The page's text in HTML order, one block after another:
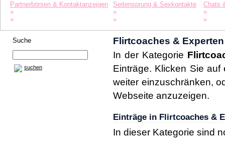
Partnerbörsen & Kontaktanzeigen Seitensprung & Sexkontakte
Chats
»
» »
» » »
Suche
suchen
Flirtcoaches & Experten
In der Kategorie
Einträge. Klicken Sie
weiter einzuschränken,
Webseite anzuzeigen.
Einträge in Flirtcoaches &
In dieser Kategorie sind